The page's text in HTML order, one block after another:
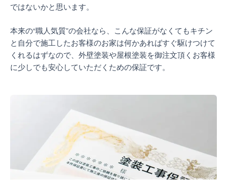
ではないかと思います。
本来の“職人気質”の会社なら、こんな保証がなくてもキチン
と自分で施工したお客様のお家は何かあればすぐ駆けつけて
くれるはずなので、外壁塗装や屋根塗装を御注文頂くお客様
に少しでも安心していただくための保証です。